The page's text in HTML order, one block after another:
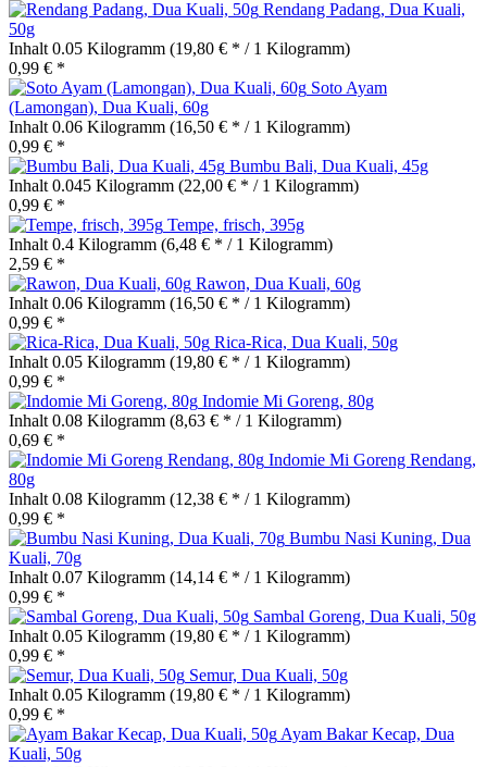
Rendang Padang, Dua Kuali,
50g
Inhalt 0.05 Kilogramm (19,80 € * / 1 Kilogramm)
0,99 € *
Soto Ayam
(Lamongan), Dua Kuali, 60g
Inhalt 0.06 Kilogramm (16,50 € * / 1 Kilogramm)
0,99 € *
Bumbu Bali, Dua Kuali, 45g
Inhalt 0.045 Kilogramm (22,00 € * / 1 Kilogramm)
0,99 € *
Tempe, frisch, 395g
Inhalt 0.4 Kilogramm (6,48 € * / 1 Kilogramm)
2,59 € *
Rawon, Dua Kuali, 60g
Inhalt 0.06 Kilogramm (16,50 € * / 1 Kilogramm)
0,99 € *
Rica-Rica, Dua Kuali, 50g
Inhalt 0.05 Kilogramm (19,80 € * / 1 Kilogramm)
0,99 € *
Indomie Mi Goreng, 80g
Inhalt 0.08 Kilogramm (8,63 € * / 1 Kilogramm)
0,69 € *
Indomie Mi Goreng Rendang,
80g
Inhalt 0.08 Kilogramm (12,38 € * / 1 Kilogramm)
0,99 € *
Bumbu Nasi Kuning, Dua
Kuali, 70g
Inhalt 0.07 Kilogramm (14,14 € * / 1 Kilogramm)
0,99 € *
Sambal Goreng, Dua Kuali, 50g
Inhalt 0.05 Kilogramm (19,80 € * / 1 Kilogramm)
0,99 € *
Semur, Dua Kuali, 50g
Inhalt 0.05 Kilogramm (19,80 € * / 1 Kilogramm)
0,99 € *
Ayam Bakar Kecap, Dua
Kuali, 50g